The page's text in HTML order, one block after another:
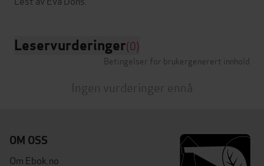
Leservurderinger(0)
Betingelser for brukergenerert innhold
Ingen vurderinger ennå
OM OSS
Om Ebok.no